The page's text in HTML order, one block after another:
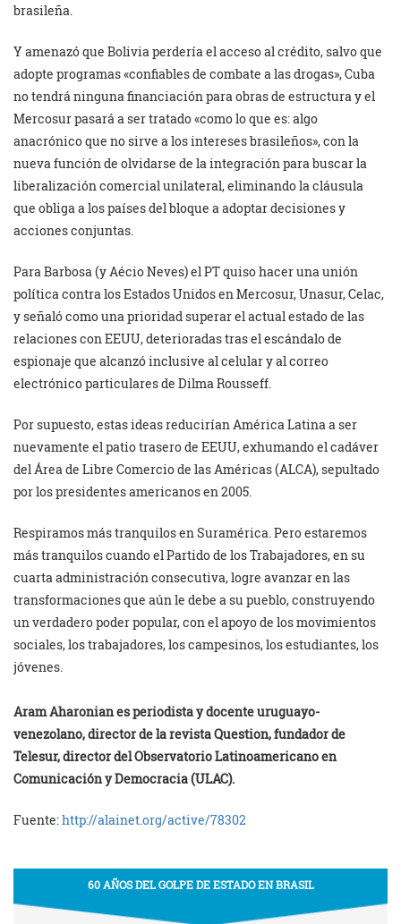
brasileña.
Y amenazó que Bolivia perdería el acceso al crédito, salvo que
adopte programas «confiables de combate a las drogas», Cuba
no tendrá ninguna financiación para obras de estructura y el
Mercosur pasará a ser tratado «como lo que es: algo
anacrónico que no sirve a los intereses brasileños», con la
nueva función de olvidarse de la integración para buscar la
liberalización comercial unilateral, eliminando la cláusula
que obliga a los países del bloque a adoptar decisiones y
acciones conjuntas.
Para Barbosa (y Aécio Neves) el PT quiso hacer una unión
política contra los Estados Unidos en Mercosur, Unasur, Celac,
y señaló como una prioridad superar el actual estado de las
relaciones con EEUU, deterioradas tras el escándalo de
espionaje que alcanzó inclusive al celular y al correo
electrónico particulares de Dilma Rousseff.
Por supuesto, estas ideas reducirían América Latina a ser
nuevamente el patio trasero de EEUU, exhumando el cadáver
del Área de Libre Comercio de las Américas (ALCA), sepultado
por los presidentes americanos en 2005.
Respiramos más tranquilos en Suramérica. Pero estaremos
más tranquilos cuando el Partido de los Trabajadores, en su
cuarta administración consecutiva, logre avanzar en las
transformaciones que aún le debe a su pueblo, construyendo
un verdadero poder popular, con el apoyo de los movimientos
sociales, los trabajadores, los campesinos, los estudiantes, los
jóvenes.
Aram Aharonian es periodista y docente uruguayo-
venezolano, director de la revista Question, fundador de
Telesur, director del Observatorio Latinoamericano en
Comunicación y Democracia (ULAC).
Fuente:http://alainet.org/active/78302
60 AÑOS DEL GOLPE DE ESTADO EN BRASIL